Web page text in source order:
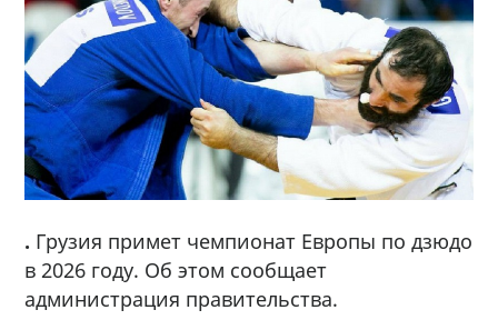
. Грузия примет чемпионат Европы по дзюдо
в 2026 году. Об этом сообщает
администрация правительства.